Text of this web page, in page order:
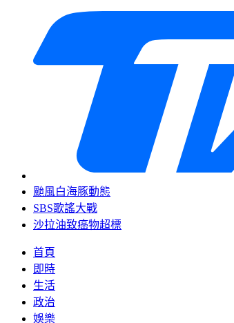
颱風白海豚動態
SBS歌謠大戰
沙拉油致癌物超標
首頁
即時
生活
政治
娛樂